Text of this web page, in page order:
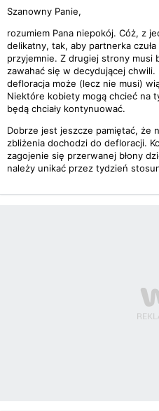
Szanowny Panie,
rozumiem Pana niepokój. Cóż, z
delikatny, tak, aby partnerka
przyjemnie. Z drugiej strony musi
zawahać się w decydującej
defloracja może (lecz nie musi)
Niektóre kobiety mogą chcieć na
będą chciały kontynuować.
Dobrze jest jeszcze pamiętać, że
zbliżenia dochodzi do defloracji.
zagojenie się przerwanej błony
należy unikać przez tydzień